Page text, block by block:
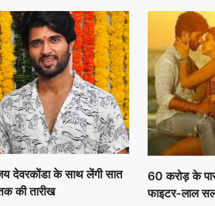
देवरकोंडा के साथ लेंगी सात
की तारीख
60 करोड़ के पार
फाइटर-लाल